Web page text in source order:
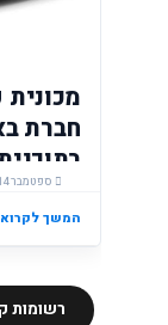
במחיר
ספטמבר 14, 2016
המשך לקרוא
רשומות